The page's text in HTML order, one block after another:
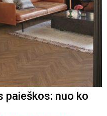
paieškos: nuo ko